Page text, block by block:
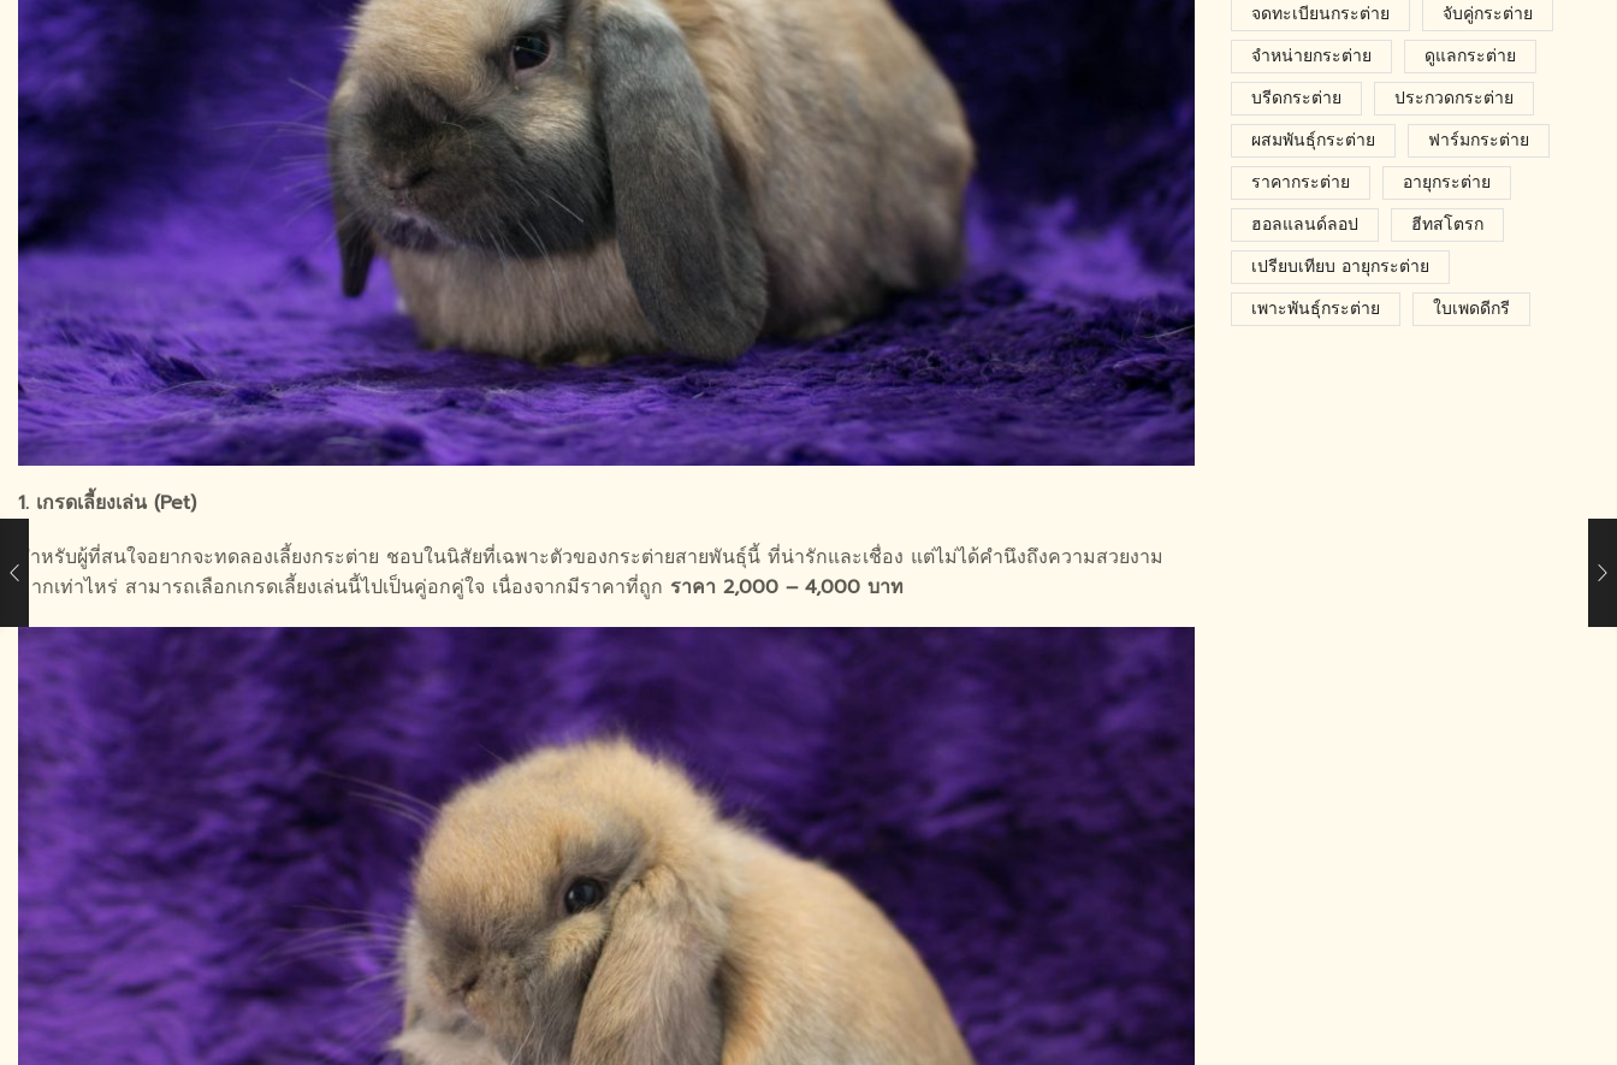
1. เกรดเลี้ยงเล่น (Pet)
สำหรับผู้ที่สนใจอยากจะทดลองเลี้ยงกระต่าย ชอบในนิสัยที่เฉพาะตัวของกระต่ายสายพันธุ์นี้ ที่น่ารักและเชื่อง แต่ไม่ได้คำนึงถึงความสวยงาม
มากเท่าไหร่ สามารถเลือกเกรดเลี้ยงเล่นนี้ไปเป็นคู่อกคู่ใจ เนื่องจากมีราคาที่ถูก ราคา 2,000 – 4,000 บาท
จดทะเบียนกระต่าย
จับคู่กระต่าย
จำหน่ายกระต่าย
ดูแลกระต่าย
บรีดกระต่าย
ประกวดกระต่าย
ผสมพันธุ์กระต่าย
ฟาร์มกระต่าย
ราคากระต่าย
อายุกระต่าย
ฮอลแลนด์ลอป
ฮีทสโตรก
เปรียบเทียบ อายุกระต่าย
เพาะพันธุ์กระต่าย
ใบเพดดีกรี